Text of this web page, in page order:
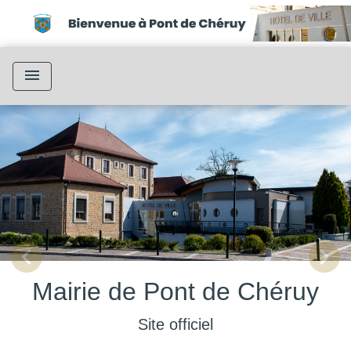
menu
Mairie de Pont de Chéruy
Site officiel
chevron_leftPrevious chevron_right
Next